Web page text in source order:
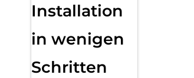
Installation
in wenigen
Schritten